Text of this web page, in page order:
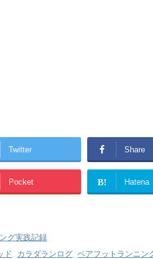
Twitter Share
Pocket B! Hatena
グ実践記録
ド, カラダランログ, ベアフットランニン